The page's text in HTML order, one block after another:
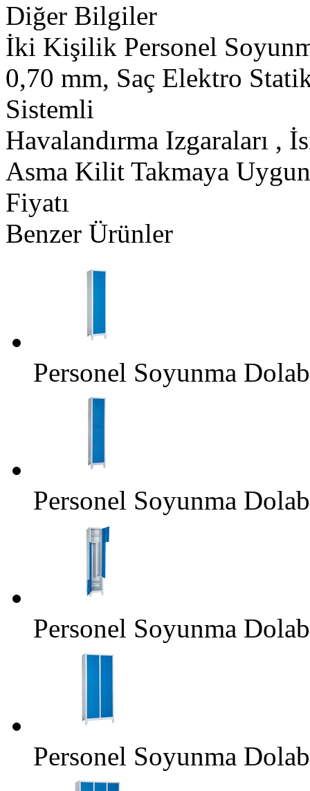
Diğer Bilgiler
İki Kişilik Personel
0,70 mm, Saç Elektro
Sistemli
Havalandırma Izgaraları ,
Asma Kilit Takmaya
Fiyatı
Benzer Ürünler
Personel Soyunma
Personel Soyunma
Personel Soyunma
Personel Soyunma